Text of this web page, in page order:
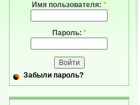
Имя пользователя: *
Пароль: *
Забыли пароль?